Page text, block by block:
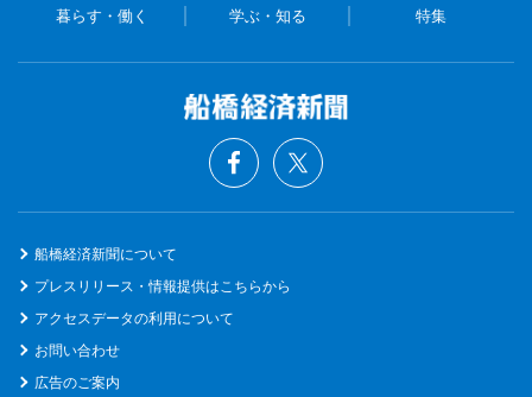
暮らす・働く 学ぶ・知る 特集
船橋経済新聞について
プレスリリース・情報提供はこちらから
アクセスデータの利用について
お問い合わせ
広告のご案内